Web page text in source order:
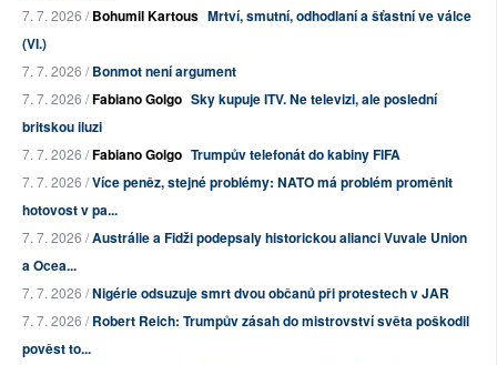
7. 7. 2026 /Bohumil Kartous Mrtví, smutní, odhodlaní a šťastní ve válce
(VI.)
7. 7. 2026 /Bonmot není argument
7. 7. 2026 /Fabiano Golgo Sky kupuje ITV. Ne televizi, ale poslední
britskou iluzi
7. 7. 2026 /Fabiano Golgo Trumpův telefonát do kabiny FIFA
7. 7. 2026 /Více peněz, stejné problémy: NATO má problém proměnit
hotovost v pa...
7. 7. 2026 /Austrálie a Fidži podepsaly historickou alianci Vuvale Union
a Ocea...
7. 7. 2026 /Nigérie odsuzuje smrt dvou občanů při protestech v JAR
7. 7. 2026 /Robert Reich: Trumpův zásah do mistrovství světa poškodil
pověst to...